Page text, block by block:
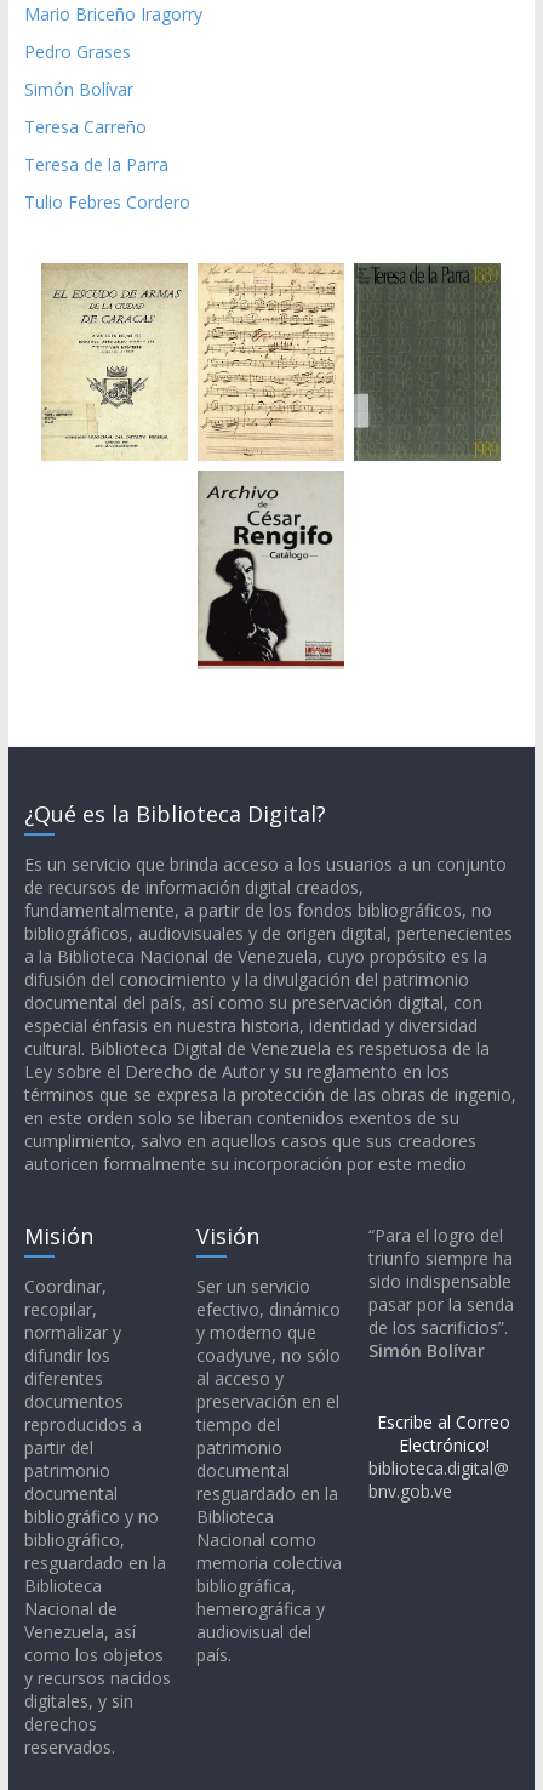
Mario Briceño Iragorry
Pedro Grases
Simón Bolívar
Teresa Carreño
Teresa de la Parra
Tulio Febres Cordero
¿Qué es la Biblioteca Digital?
Es un servicio que brinda acceso a los usuarios a un conjunto
de recursos de información digital creados,
fundamentalmente, a partir de los fondos bibliográficos, no
bibliográficos, audiovisuales y de origen digital, pertenecientes
a la Biblioteca Nacional de Venezuela, cuyo propósito es la
difusión del conocimiento y la divulgación del patrimonio
documental del país, así como su preservación digital, con
especial énfasis en nuestra historia, identidad y diversidad
cultural. Biblioteca Digital de Venezuela es respetuosa de la
Ley sobre el Derecho de Autor y su reglamento en los
términos que se expresa la protección de las obras de ingenio,
en este orden solo se liberan contenidos exentos de su
cumplimiento, salvo en aquellos casos que sus creadores
autoricen formalmente su incorporación por este medio
Misión
Coordinar,
recopilar,
normalizar y
difundir los
diferentes
documentos
reproducidos a
partir del
patrimonio
documental
bibliográfico y no
bibliográfico,
resguardado en la
Biblioteca
Nacional de
Venezuela, así
como los objetos
y recursos nacidos
digitales, y sin
derechos
reservados.
Visión
Ser un servicio
efectivo, dinámico
y moderno que
coadyuve, no sólo
al acceso y
preservación en el
tiempo del
patrimonio
documental
resguardado en la
Biblioteca
Nacional como
memoria colectiva
bibliográfica,
hemerográfica y
audiovisual del
país.
“Para el logro del
triunfo siempre ha
sido indispensable
pasar por la senda
de los sacrificios”.
Simón Bolívar
Escribe al Correo
Electrónico!
biblioteca.digital@
bnv.gob.ve